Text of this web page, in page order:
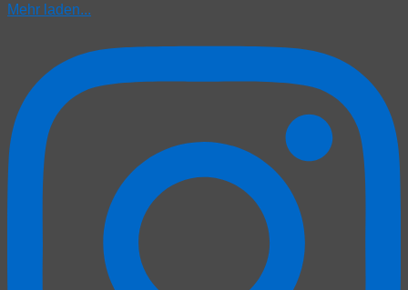
Mehr laden...